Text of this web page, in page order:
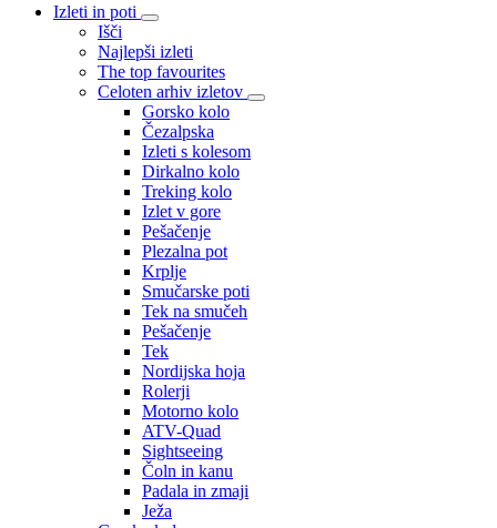
Izleti in poti
Išči
Najlepši izleti
The top favourites
Celoten arhiv izletov
Gorsko kolo
Čezalpska
Izleti s kolesom
Dirkalno kolo
Treking kolo
Izlet v gore
Pešačenje
Plezalna pot
Krplje
Smučarske poti
Tek na smučeh
Pešačenje
Tek
Nordijska hoja
Rolerji
Motorno kolo
ATV-Quad
Sightseeing
Čoln in kanu
Padala in zmaji
Ježa